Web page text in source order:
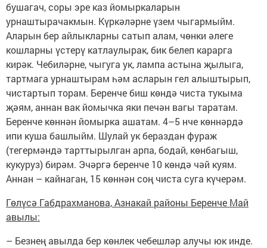
бушагач, соры эре каз йомыркаларын
урнаштырачакмын. Күркәләрне үзем чыгармыйм.
Аларын бер айлыкларны сатып алам, чөнки әлеге
кошларны үстерү катлаулырак, бик белеп карарга
кирәк. Чебиләрне, чыгуга ук, лампа астына җылыга,
тартмага урнаштырам һәм асларын гел алыштырып,
чистартып торам. Беренче биш көндә чиста тукыма
җәям, аннан вак йомычка яки печән вагы таратам.
Беренче көннән йомырка ашатам. 4–5 нче көннәрдә
ипи куша башлыйм. Шулай ук бераздан фураж
(тегермәндә тарттырылган арпа, бодай, көнбагыш,
кукуруз) бирәм. Эчәргә беренче 10 көндә чәй куям.
Аннан – кайнаган, 15 көннән соң чиста суга күчерәм.
Гөлүсә Габдрахманова, Азнакай районы Беренче Май
авылы:
– Безнең авылда бер көнлек чебешләр алучы юк инде.